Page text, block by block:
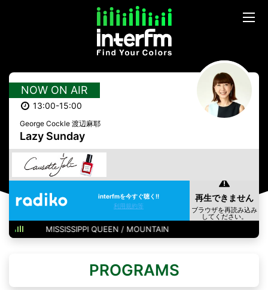
NOW ON AIR
13:00-15:00
George Cockle 渡辺麻耶
Lazy Sunday
interfmを今すぐ聴く!!
利用規約等
MISSISSIPPI QUEEN / MOUNTAIN
PROGRAMS